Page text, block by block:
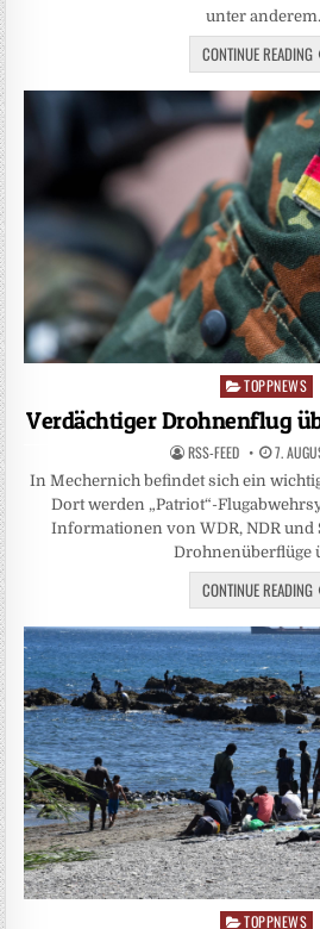
unter
CONTINUE READING
Posted
TOPPNEWS
Verdächtiger Drohnenflug
RSS-FEED 7.
In Mechernich befindet sich ein
Dort werden „Patriot“-
Informationen von WDR, NDR und
Drohnenüberflüge
CONTINUE READING
Posted
TOPPNEWS